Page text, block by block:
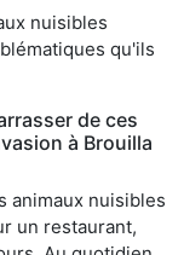
nuisibles
qu'ils
de ces
à Brouilla
animaux nuisibles
un restaurant,